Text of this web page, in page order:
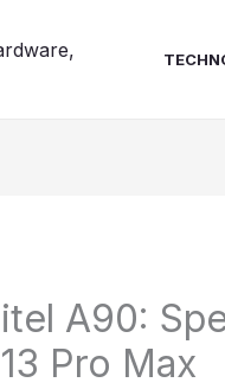
itel A90:
13 Pro Max